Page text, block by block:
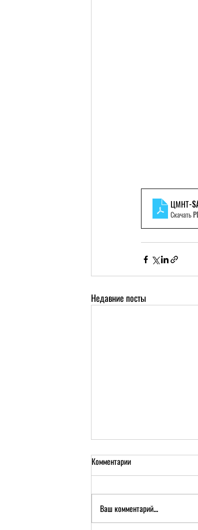
ЦМНТ-
Скачать
Недавние посты
FUELS Digest #2, 2025
Комментарии
Ваш комментарий...